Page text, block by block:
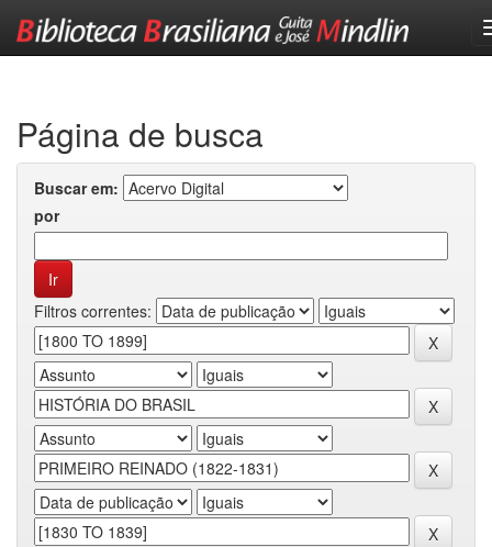
Página de busca
Buscar em:
por
Filtros correntes: